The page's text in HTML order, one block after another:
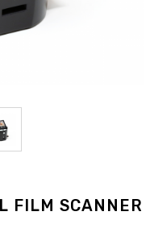
FILM SCANNER